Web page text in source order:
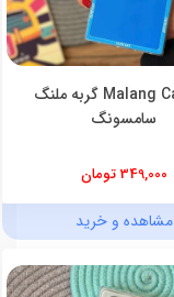
قاب Malang Cat گربه ملنگ
سامسونگ
349,000 تومان
مشاهده و خرید